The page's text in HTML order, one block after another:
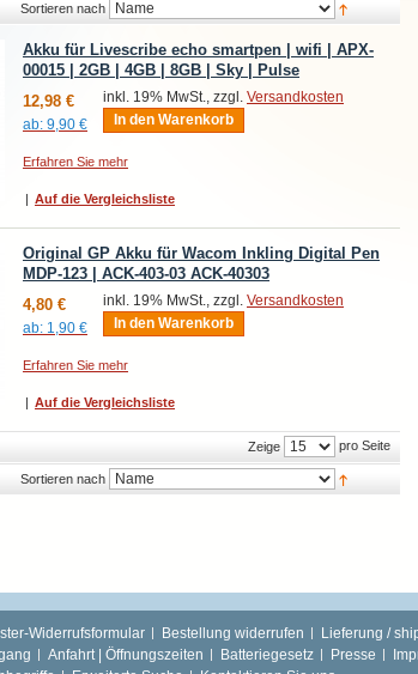
Sortieren nach
Akku für Livescribe echo smartpen | wifi | APX-
00015 | 2GB | 4GB | 8GB | Sky | Pulse
12,98 €
ab: 9,90 €
inkl. 19% MwSt., zzgl. Versandkosten
In den Warenkorb
Erfahren Sie mehr
| Auf die Vergleichsliste
Original GP Akku für Wacom Inkling Digital Pen
MDP-123 | ACK-403-03 ACK-40303
4,80 €
ab: 1,90 €
inkl. 19% MwSt., zzgl. Versandkosten
In den Warenkorb
Erfahren Sie mehr
| Auf die Vergleichsliste
Zeige pro Seite
Sortieren nach
Widerrufsformular Bestellung widerrufen Lieferung /
Anfahrt | Öffnungszeiten Batteriegesetz Presse